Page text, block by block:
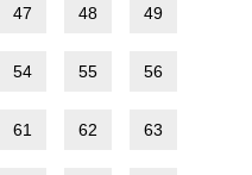
47 48 49
54 55 56
61 62 63